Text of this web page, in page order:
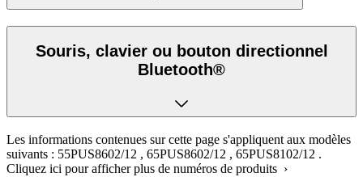
Souris, clavier ou bouton directionnel
Bluetooth®
Les informations contenues sur cette page s'appliquent aux modèles
suivants : 55PUS8602/12 , 65PUS8602/12 , 65PUS8102/12 .
Cliquez ici pour afficher plus de numéros de produits ›